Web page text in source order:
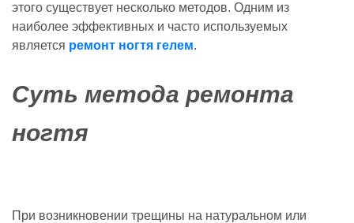
этого существует несколько методов. Одним из
наиболее эффективных и часто используемых
является ремонт ногтя гелем.
Суть метода ремонта
ногтя
При возникновении трещины на натуральном или